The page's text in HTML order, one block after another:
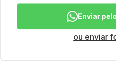
Enviar
ou enviar